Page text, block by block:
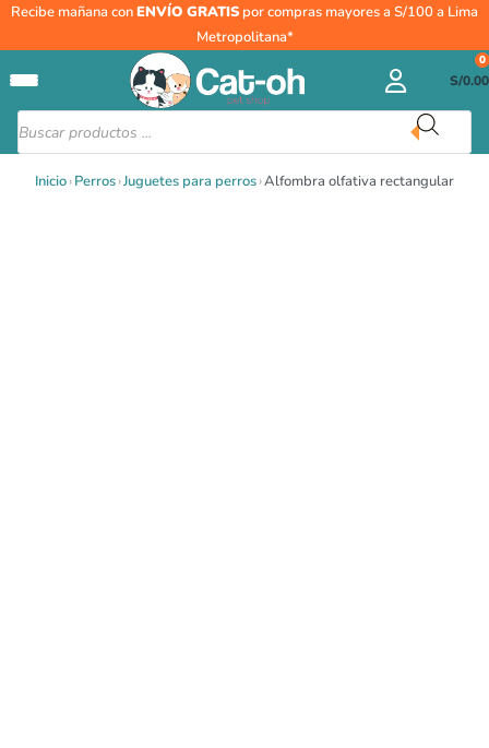
Recibe mañana conENVÍO GRATIS por compras mayores a S/100 a Lima
Metropolitana*
Búsqueda
de
productos
S/0.00
0
Inicio›Perros›Juguetes para perros›Alfombra olfativa rectangular